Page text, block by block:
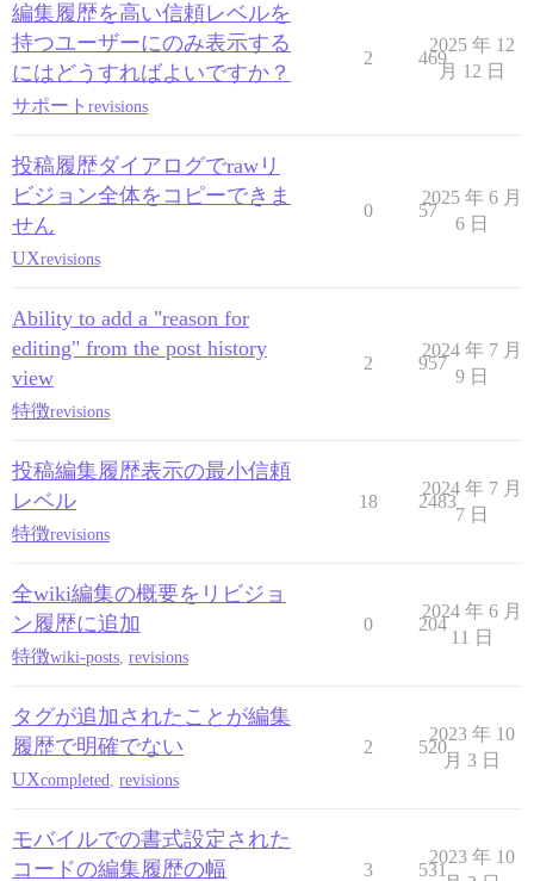
編集履歴を高い信頼レベルを
持つユーザーにのみ表示する
にはどうすればよいですか？
サポート revisions
2 469
2025 年 12
月 12 日
投稿履歴ダイアログでrawリ
ビジョン全体をコピーできま
せん
UXrevisions
0 57
2025 年 6 月
6 日
Ability to add a "reason for
editing" from the post history
view
特徴revisions
2 957
2024 年 7 月
9 日
投稿編集履歴表示の最小信頼
レベル
特徴revisions
18 2483
2024 年 7 月
7 日
全wiki編集の概要をリビジョ
ン履歴に追加
特徴wiki-posts revisions
0 204
2024 年 6 月
11 日
タグが追加されたことが編集
履歴で明確でない
UXcompleted revisions
2 520
2023 年 10
月 3 日
モバイルでの書式設定された
コードの編集履歴の幅
3 531
2023 年 10